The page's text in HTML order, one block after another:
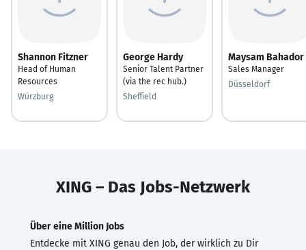
Shannon Fitzner
Head of Human
Resources
Würzburg
George Hardy
Senior Talent Partner
(via the rec hub.)
Sheffield
Maysam Bahador
Sales Manager
Düsseldorf
XING – Das Jobs-Netzwerk
Über eine Million Jobs
Entdecke mit XING genau den Job, der wirklich zu Dir